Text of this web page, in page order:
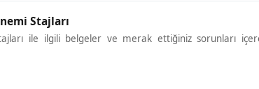
Stajları
ile ilgili belgeler ve merak ettiğiniz sorunları